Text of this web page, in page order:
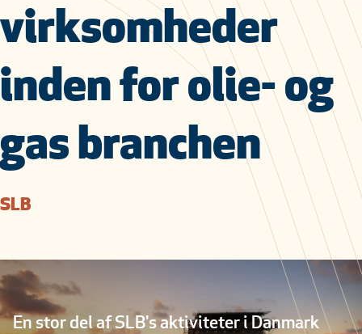
virksomheder
inden for olie- og
gas branchen
SLB
En stor del af SLB's aktiviteter i Danmark